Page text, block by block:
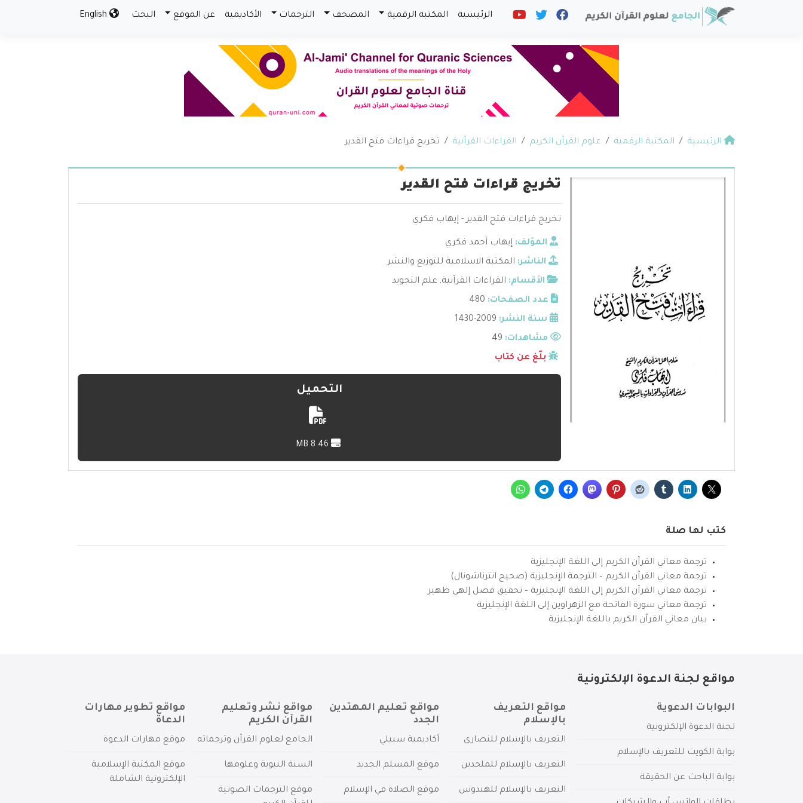
الرئيسية المكتبة الرقمية المصحف الترجمات الأكاديمية عن الموقع البحث
الرئيسية المكتبة الرقمية علوم القرآن الكريم القراءات القرآنية تخريج قراءات فتح القدير
تخريج قراءات فتح القدير
تخريج قراءات فتح القدير - إيهاب فكري
المؤلف: إيهاب أحمد فكري
الناشر: المكتبة الاسلامية للتوزيع والنشر
الأقسام: القراءات القرآنية, علم التجويد
عدد الصفحات: 480
سنة النشر: 2009-1430
مشاهدات:
بلّغ عن كتاب
التحميل
كتب لها صلة
ترجمة معاني القرآن الكريم إلى اللغة الإنجليزية
ترجمة معاني القرآن الكريم – الترجمة الإنجليزية (صحيح انترناشونال)
ترجمة معاني القرآن الكريم إلى اللغة الإنجليزية – تحقيق فضل إلهي ظهير
ترجمة معاني سورة الفاتحة مع الزهراوين إلى اللغة الإنجليزية
بيان معاني القرآن الكريم باللغة الإنجليزية
مواقع لجنة الدعوة الإلكترونية
البوابات الدعوية
لجنة الدعوة الإلكترونية
بوابة الكويت للتعريف بالإسلام
بوابة الباحث عن الحقيقة
مواقع التعريف
بالإسلام
التعريف بالإسلام للنصارى
التعريف بالإسلام للملحدين
التعريف بالإسلام للهندوس
مواقع تعليم المهتدين
الجدد
أكاديمية سبيلي
موقع المسلم الجديد
موقع الصلاة في الإسلام
مواقع نشر وتعليم
القرآن الكريم
الجامع لعلوم القرآن وترجماته
السنة النبوية وعلومها
موقع الترجمات الصوتية
مواقع تطوير مهارات
الدعاة
موقع مهارات الدعوة
موقع المكتبة الإسلامية
الإلكترونية الشاملة